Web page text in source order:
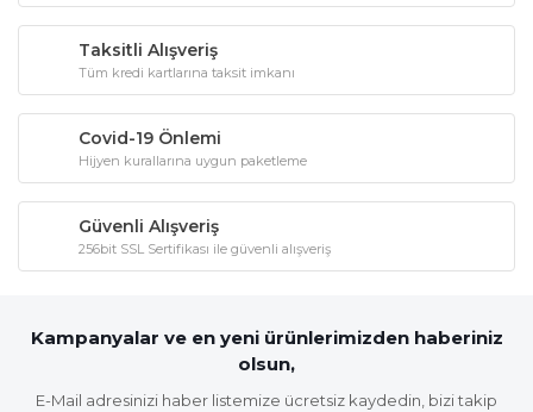
Taksitli Alışveriş
Tüm kredi kartlarına taksit imkanı
Covid-19 Önlemi
Hijyen kurallarına uygun paketleme
Güvenli Alışveriş
256bit SSL Sertifikası ile güvenli alışveriş
Kampanyalar ve en yeni ürünlerimizden haberiniz
olsun,
E-Mail adresinizi haber listemize ücretsiz kaydedin, bizi takip